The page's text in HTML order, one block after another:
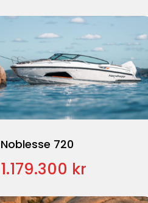
Noblesse 720
1.179.300 kr